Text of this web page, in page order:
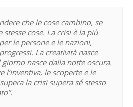
che le cose cambino, se
cose. La crisi è la più
le persone e le nazioni,
La creatività nasce
giorno nasce dalla notte oscura.
l’inventiva, le scoperte e le
la crisi supera sé stesso